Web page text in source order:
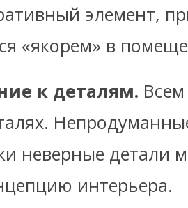
элемент,
«якорем» в
к деталям.
неверные детали
интерьера.